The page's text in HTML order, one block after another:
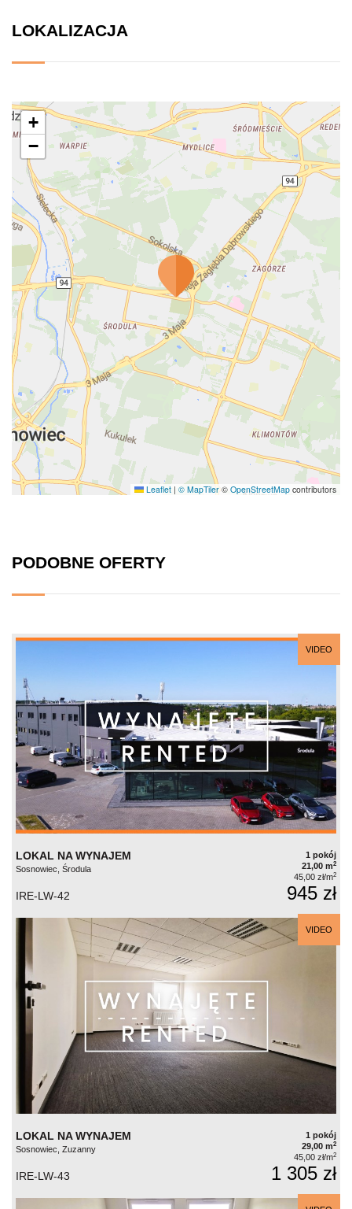
LOKALIZACJA
+
−
Leaflet | © MapTiler © OpenStreetMap contributors
PODOBNE OFERTY
VIDEO
LOKAL NA WYNAJEM
Sosnowiec, Środula
1 pokój
21,00 m2
45,00 zł/m2
IRE-LW-42 945 zł
VIDEO
LOKAL NA WYNAJEM
Sosnowiec, Zuzanny
1 pokój
29,00 m2
45,00 zł/m2
IRE-LW-43 1 305 zł